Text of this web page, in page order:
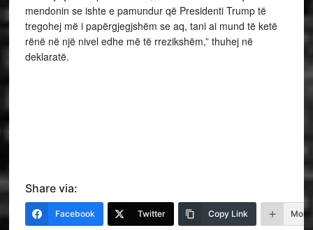
mendonin se ishte e pamundur që Presidenti Trump të
tregohej më i papërgjegjshëm se aq, tani ai mund të ketë
rënë në një nivel edhe më të rrezikshëm,” thuhej në
deklaratë.
Share via:
Facebook Twitter Copy Link More